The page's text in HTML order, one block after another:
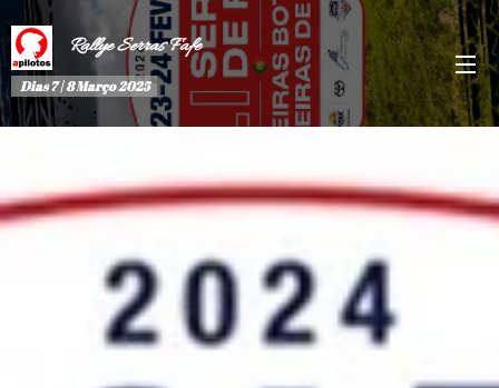
Rallye Serras Fafe
Dias 7 | 8 Março 2025